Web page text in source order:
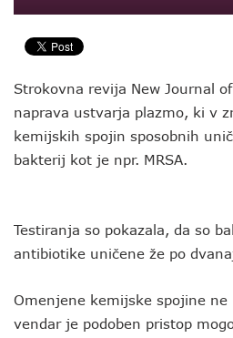
Strokovna revija New Journal
naprava ustvarja plazmo, ki v
kemijskih spojin sposobnih
bakterij kot je npr. MRSA.
Testiranja so pokazala, da so
antibiotike uničene že po
Omenjene kemijske spojine ne
vendar je podoben pristop